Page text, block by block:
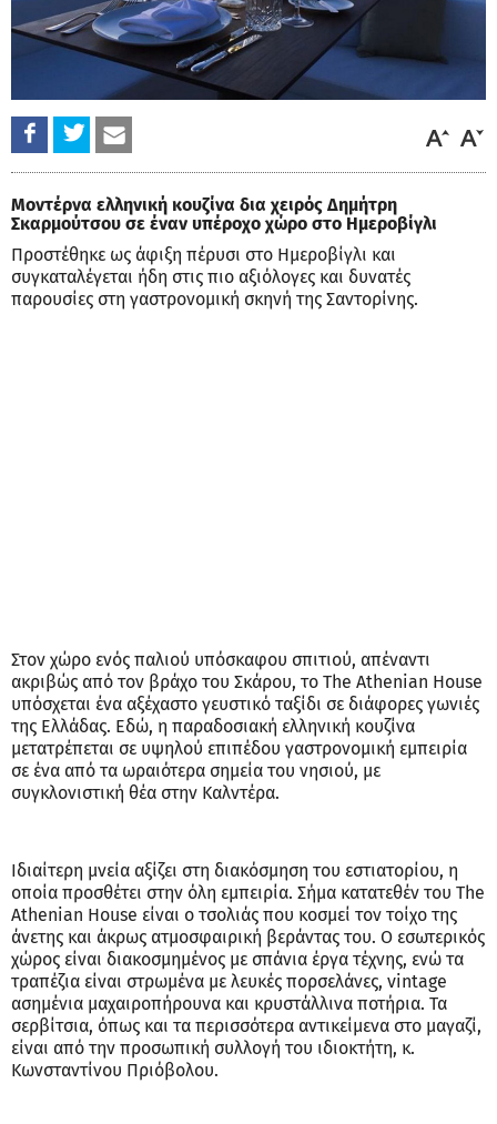
Μοντέρνα ελληνική κουζίνα δια χειρός Δημήτρη
Σκαρμούτσου σε έναν υπέροχο χώρο στο Ημεροβίγλι
Προστέθηκε ως άφιξη πέρυσι στο Ημεροβίγλι και
συγκαταλέγεται ήδη στις πιο αξιόλογες και δυνατές
παρουσίες στη γαστρονομική σκηνή της Σαντορίνης.
Στον χώρο ενός παλιού υπόσκαφου σπιτιού, απέναντι
ακριβώς από τον βράχο του Σκάρου, το The Athenian House
υπόσχεται ένα αξέχαστο γευστικό ταξίδι σε διάφορες γωνιές
της Ελλάδας. Εδώ, η παραδοσιακή ελληνική κουζίνα
μετατρέπεται σε υψηλού επιπέδου γαστρονομική εμπειρία
σε ένα από τα ωραιότερα σημεία του νησιού, με
συγκλονιστική θέα στην Καλντέρα.
Ιδιαίτερη μνεία αξίζει στη διακόσμηση του εστιατορίου, η
οποία προσθέτει στην όλη εμπειρία. Σήμα κατατεθέν του The
Athenian House είναι ο τσολιάς που κοσμεί τον τοίχο της
άνετης και άκρως ατμοσφαιρική βεράντας του. Ο εσωτερικός
χώρος είναι διακοσμημένος με σπάνια έργα τέχνης, ενώ τα
τραπέζια είναι στρωμένα με λευκές πορσελάνες, vintage
ασημένια μαχαιροπήρουνα και κρυστάλλινα ποτήρια. Τα
σερβίτσια, όπως και τα περισσότερα αντικείμενα στο μαγαζί,
είναι από την προσωπική συλλογή του ιδιοκτήτη, κ.
Κωνσταντίνου Πριόβολου.